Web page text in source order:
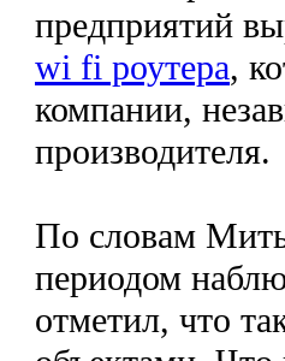
предприятий
wi fi роутера,
компании,
производителя.
По словам
периодом
отметил, что